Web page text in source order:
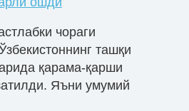
чораги
ташқи
қарама-қарши
Яъни умумий